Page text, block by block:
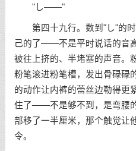
"し——"
第四十九行。数到"し"的时
己的了——不是平时说话的音
被往上挤的、半堵塞的声音。
粉笔滚进粉笔槽，发出骨碌碌
的动作让内裤的蕾丝边勒得更
住了——不是够不到，是弯腰
部移了一半厘米，那个触觉让
令。